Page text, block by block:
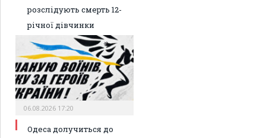
розслідують смерть 12-
річної дівчинки
06.08.2026 17:20
Одеса долучиться до